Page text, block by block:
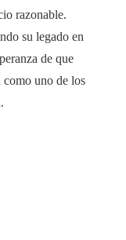
razonable.
su legado en
de que
como uno de los